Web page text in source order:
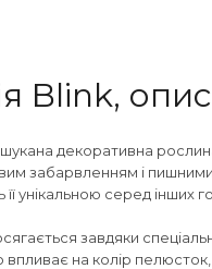
Blink, опис
декоративна
забарвленням і пишними
унікальною серед інших
завдяки
впливає на колір